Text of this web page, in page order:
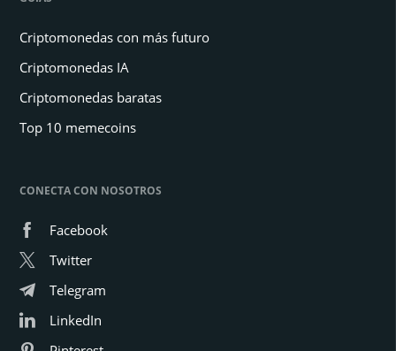
Criptomonedas con más futuro
Criptomonedas IA
Criptomonedas baratas
Top 10 memecoins
CONECTA CON NOSOTROS
Facebook
Twitter
Telegram
LinkedIn